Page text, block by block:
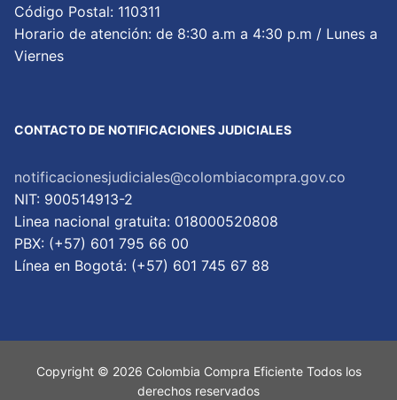
Código Postal: 110311
Horario de atención: de 8:30 a.m a 4:30 p.m / Lunes a
Viernes
CONTACTO DE NOTIFICACIONES JUDICIALES
notificacionesjudiciales@colombiacompra.gov.co
NIT: 900514913-2
Linea nacional gratuita: 018000520808
PBX: (+57) 601 795 66 00
Lí­nea en Bogotá: (+57) 601 745 67 88
Copyright © 2026 Colombia Compra Eficiente Todos los
derechos reservados